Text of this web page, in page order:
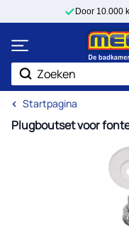
Ga naar de inhoudDoor 10.000
Zoek
Startpagina
Plugboutset voor